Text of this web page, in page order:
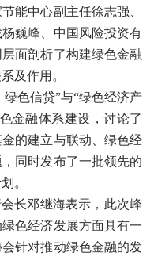
能中心副主任徐志强、
巍峰、中国风险投资有
面剖析了构建绿色金融
及作用。
色信贷”与“绿色经济产
金融体系建设，讨论了
的建立与联动、绿色经
同时发布了一批领先的
。
长邓继海表示，此次峰
色经济发展方面具有一
针对推动绿色金融的发